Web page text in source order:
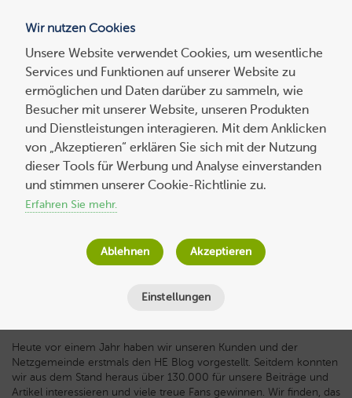
Suchen
nach:
Von 0 auf über 130.000 Visits in einem
Jahr – Happy Birthday Host Europe Blog
Wolf-Dieter Fiege am7. Mai 2015
Minuten
Heute vor einem Jahr haben wir unseren Kunden und der
Netzgemeinde erstmals den HE Blog vorgestellt. Seitdem konnten
wir aus dem Stand heraus über 130.000 für unsere Beiträge und
Artikel interessieren und viele treue Fans gewinnen. Wir finden, das
Wir nutzen Cookies
Unsere Website verwendet Cookies, um wesentliche
Services und Funktionen auf unserer Website zu
ermöglichen und Daten darüber zu sammeln, wie
Besucher mit unserer Website, unseren Produkten
und Dienstleistungen interagieren. Mit dem Anklicken
von „Akzeptieren“ erklären Sie sich mit der Nutzung
dieser Tools für Werbung und Analyse einverstanden
und stimmen unserer Cookie-Richtlinie zu.
Erfahren Sie mehr.
Einstellungen
Ablehnen Akzeptieren